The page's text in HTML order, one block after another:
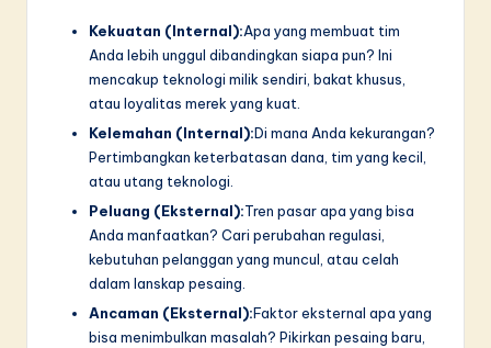
Kekuatan (Internal):Apa yang membuat tim
Anda lebih unggul dibandingkan siapa pun? Ini
mencakup teknologi milik sendiri, bakat khusus,
atau loyalitas merek yang kuat.
Kelemahan (Internal):Di mana Anda kekurangan?
Pertimbangkan keterbatasan dana, tim yang kecil,
atau utang teknologi.
Peluang (Eksternal):Tren pasar apa yang bisa
Anda manfaatkan? Cari perubahan regulasi,
kebutuhan pelanggan yang muncul, atau celah
dalam lanskap pesaing.
Ancaman (Eksternal):Faktor eksternal apa yang
bisa menimbulkan masalah? Pikirkan pesaing baru,